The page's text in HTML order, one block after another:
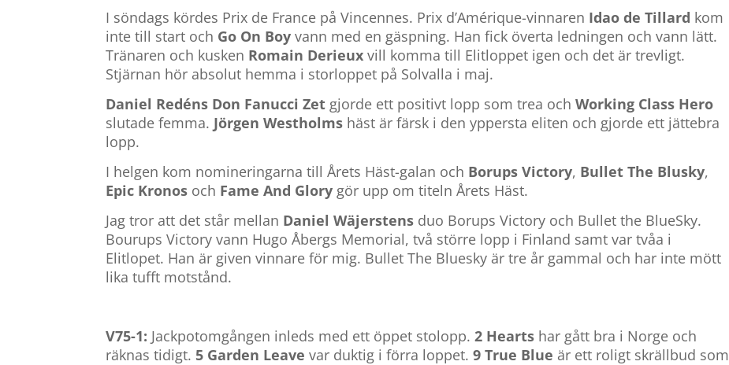
I söndags kördes Prix de France på Vincennes. Prix d’Amérique-vinnaren Idao de Tillard kom
inte till start och Go On Boy vann med en gäspning. Han fick överta ledningen och vann lätt.
Tränaren och kusken Romain Derieux vill komma till Elitloppet igen och det är trevligt.
Stjärnan hör absolut hemma i storloppet på Solvalla i maj.
Daniel Redéns Don Fanucci Zet gjorde ett positivt lopp som trea ochWorking Class Hero
slutade femma. Jörgen Westholms häst är färsk i den yppersta eliten och gjorde ett jättebra
lopp.
I helgen kom nomineringarna till Årets Häst-galan och Borups Victory, Bullet The Blusky,
Epic Kronos och Fame And Glory gör upp om titeln Årets Häst.
Jag tror att det står mellan Daniel Wäjerstens duo Borups Victory och Bullet the BlueSky.
Bourups Victory vann Hugo Åbergs Memorial, två större lopp i Finland samt var tvåa i
Elitlopet. Han är given vinnare för mig. Bullet The Bluesky är tre år gammal och har inte mött
lika tufft motstånd.
V75-1: Jackpotomgången inleds med ett öppet stolopp.2 Hearts har gått bra i Norge och
räknas tidigt. 5 Garden Leave var duktig i förra loppet.9 True Blue är ett roligt skrällbud som